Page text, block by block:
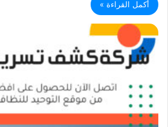
أكمل القراءة »